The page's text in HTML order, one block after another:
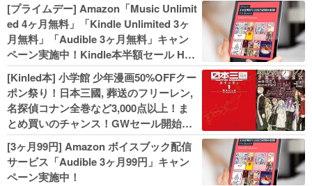
[プライムデー] Amazon「Music Unlimit
ed 4ヶ月無料」「Kindle Unlimited 3ヶ
月無料」「Audible 3ヶ月無料」キャン
ペーン実施中！Kindle本半額セール HU
NTER×HUNTERなど集英社、無職転生,
幼女戦記などKADOKAWA、キャプテン
翼100円セールも！
[Kinled本] 小学館 少年漫画50%OFFクー
ポン祭り！日本三國, 葬送のフリーレン,
名探偵コナン全巻など3,000点以上！ま
とめ買いのチャンス！GWセール開始！
人気コミック多数 カドカワ祭やIT関連本
がセールに！
[3ヶ月99円] Amazon ボイスブック配信
サービス「Audible 3ヶ月99円」キャン
ペーン実施中！